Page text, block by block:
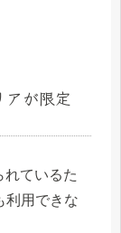
が限定
れているた
利用できな